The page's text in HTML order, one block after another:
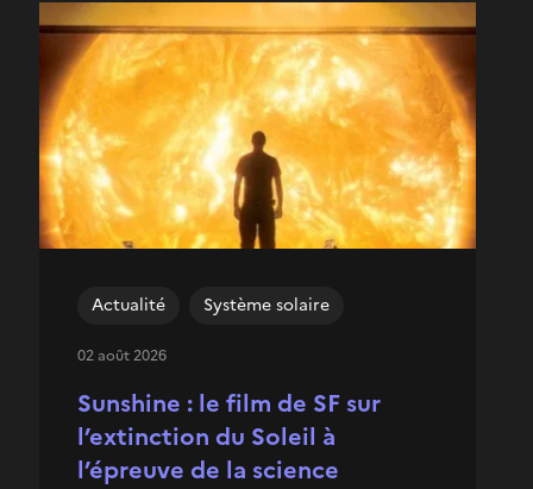
Sunshine : le film de SF sur
l’extinction du Soleil à
l’épreuve de la science
Actualité Système solaire
02 août 2026